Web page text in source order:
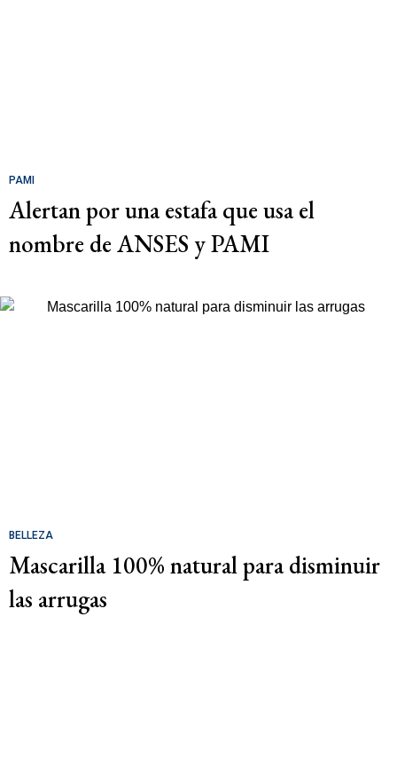
PAMI
Alertan por una estafa que usa el
nombre de ANSES y PAMI
BELLEZA
Mascarilla 100% natural para disminuir
las arrugas